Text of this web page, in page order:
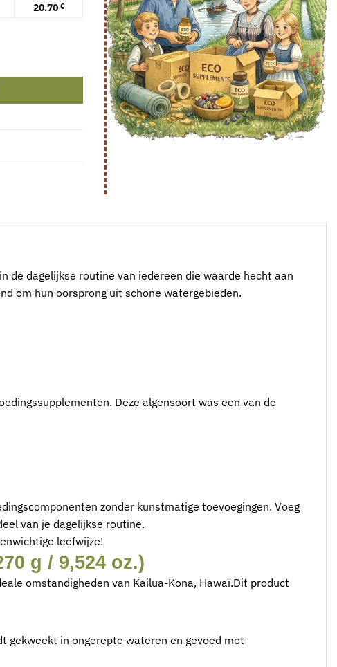
20.70 €
de dagelijkse routine van iedereen die waarde hecht aan
om hun oorsprong uit schone watergebieden.
Deze algensoort was een van de
zonder kunstmatige toevoegingen. Voeg
van je dagelijkse routine.
leefwijze!
g / 9,524 oz.)
omstandigheden van Kailua-Kona, Hawaï.Dit product
gekweekt in ongerepte wateren en gevoed met